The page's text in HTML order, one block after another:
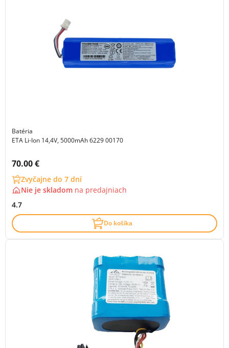
Batéria
ETA Li-Ion 14,4V, 5000mAh 6229 00170
Cena s DPH:
70.00 €
Zvyčajne do 7 dní
Nie je skladom na predajniach
4.7
Do košíka